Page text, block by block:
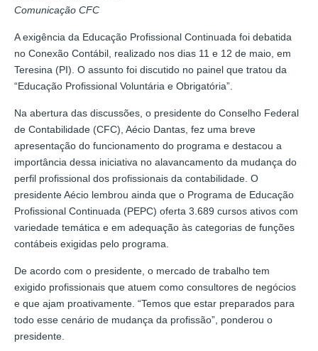
Comunicação CFC
A exigência da Educação Profissional Continuada foi debatida
no Conexão Contábil, realizado nos dias 11 e 12 de maio, em
Teresina (PI). O assunto foi discutido no painel que tratou da
“Educação Profissional Voluntária e Obrigatória”.
Na abertura das discussões, o presidente do Conselho Federal
de Contabilidade (CFC), Aécio Dantas, fez uma breve
apresentação do funcionamento do programa e destacou a
importância dessa iniciativa no alavancamento da mudança do
perfil profissional dos profissionais da contabilidade. O
presidente Aécio lembrou ainda que o Programa de Educação
Profissional Continuada (PEPC) oferta 3.689 cursos ativos com
variedade temática e em adequação às categorias de funções
contábeis exigidas pelo programa.
De acordo com o presidente, o mercado de trabalho tem
exigido profissionais que atuem como consultores de negócios
e que ajam proativamente. “Temos que estar preparados para
todo esse cenário de mudança da profissão”, ponderou o
presidente.